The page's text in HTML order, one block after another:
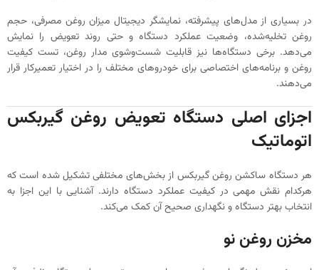
در بسیاری از مدل‌های پیشرفته، نمایشگر دیجیتال میزان روغن مصرفی، حجم
روغن تخلیه‌شده، وضعیت عملکرد دستگاه و حتی روند تعویض را نمایش
می‌دهد. برخی دستگاه‌ها نیز قابلیت شست‌وشوی مدار روغن، تست کیفیت
روغن و برنامه‌های اختصاصی برای خودروهای مختلف را در اختیار تعمیرکار قرار
می‌دهند.
اجزای اصلی دستگاه تعویض روغن گیربکس
اتوماتیک
هر دستگاه ساکشن روغن گیربکس از بخش‌های مختلفی تشکیل شده است که
هرکدام نقش مهمی در کیفیت عملکرد دستگاه دارند. آشنایی با این اجزا به
انتخاب بهتر دستگاه و نگهداری صحیح آن کمک می‌کند.
مخزن روغن نو